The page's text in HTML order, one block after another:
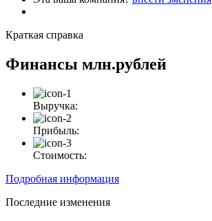
Краткая справка
Финансы млн.рублей
Выручка:
Прибыль:
Стоимость:
Подробная информация
Последние изменения